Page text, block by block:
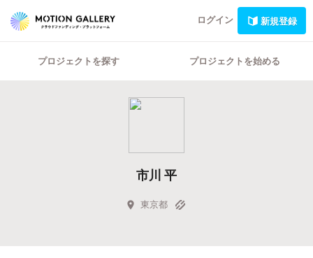
ログイン 新規登録
プロジェクトを探す プロジェクトを始める
市川 平
東京都